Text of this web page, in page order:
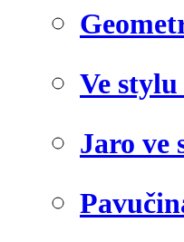
Ve stylu
Jaro ve